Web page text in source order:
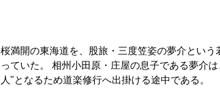
桜満開の東海道を、股旅・三度笠姿の夢介とい
っていた。 相州小田原・庄屋の息子である夢介
人"となるため道楽修行へ出掛ける途中である。